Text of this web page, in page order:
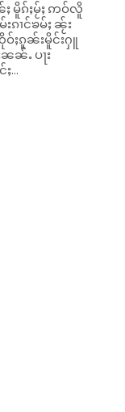
ႈ မိူၵ်ႈမႂ်ႈ ဢဝ်လိူ
ဝ်ႈၵူၼ်းမိူင်းႁူ
ၼ်ႉ ပႃး
...